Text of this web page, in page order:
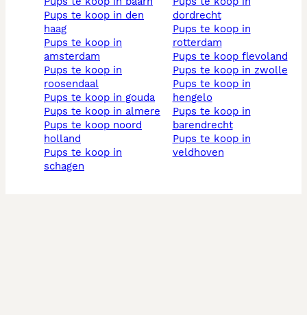
pups te koop in den
haag
pups te koop in
amsterdam
pups te koop in
roosendaal
pups te koop in gouda
pups te koop in almere
pups te koop noord
holland
pups te koop in
schagen
dordrecht
pups te koop in
rotterdam
pups te koop flevoland
pups te koop in zwolle
pups te koop in
hengelo
pups te koop in
barendrecht
pups te koop in
veldhoven